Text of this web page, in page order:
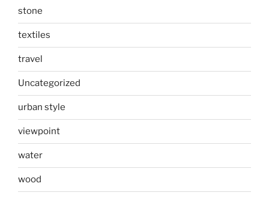
stone
textiles
travel
Uncategorized
urban style
viewpoint
water
wood